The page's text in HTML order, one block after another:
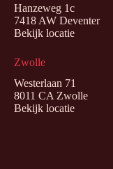
Hanzeweg 1c
7418 AW Deventer
Bekijk locatie
Zwolle
Westerlaan 71
8011 CA Zwolle
Bekijk locatie